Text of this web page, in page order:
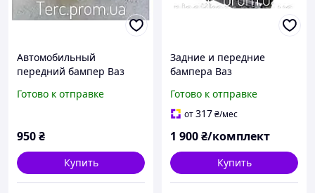
Автомобильный
передний бампер Ваз
сабли.
Готово к отправке
950₴
Купить
Задние и передние
бампера Ваз
Готово к отправке
от317₴/мес
1 900₴/комплект
Купить